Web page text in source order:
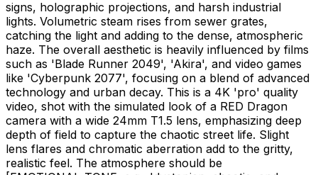
signs, holographic projections, and harsh industrial
lights. Volumetric steam rises from sewer grates,
catching the light and adding to the dense, atmospheric
haze. The overall aesthetic is heavily influenced by films
such as 'Blade Runner 2049', 'Akira', and video games
like 'Cyberpunk 2077', focusing on a blend of advanced
technology and urban decay. This is a 4K 'pro' quality
video, shot with the simulated look of a RED Dragon
camera with a wide 24mm T1.5 lens, emphasizing deep
depth of field to capture the chaotic street life. Slight
lens flares and chromatic aberration add to the gritty,
realistic feel. The atmosphere should be